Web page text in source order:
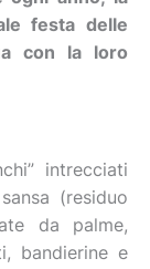
festa delle
con la loro
intrecciati
(residuo
da palme,
bandierine e